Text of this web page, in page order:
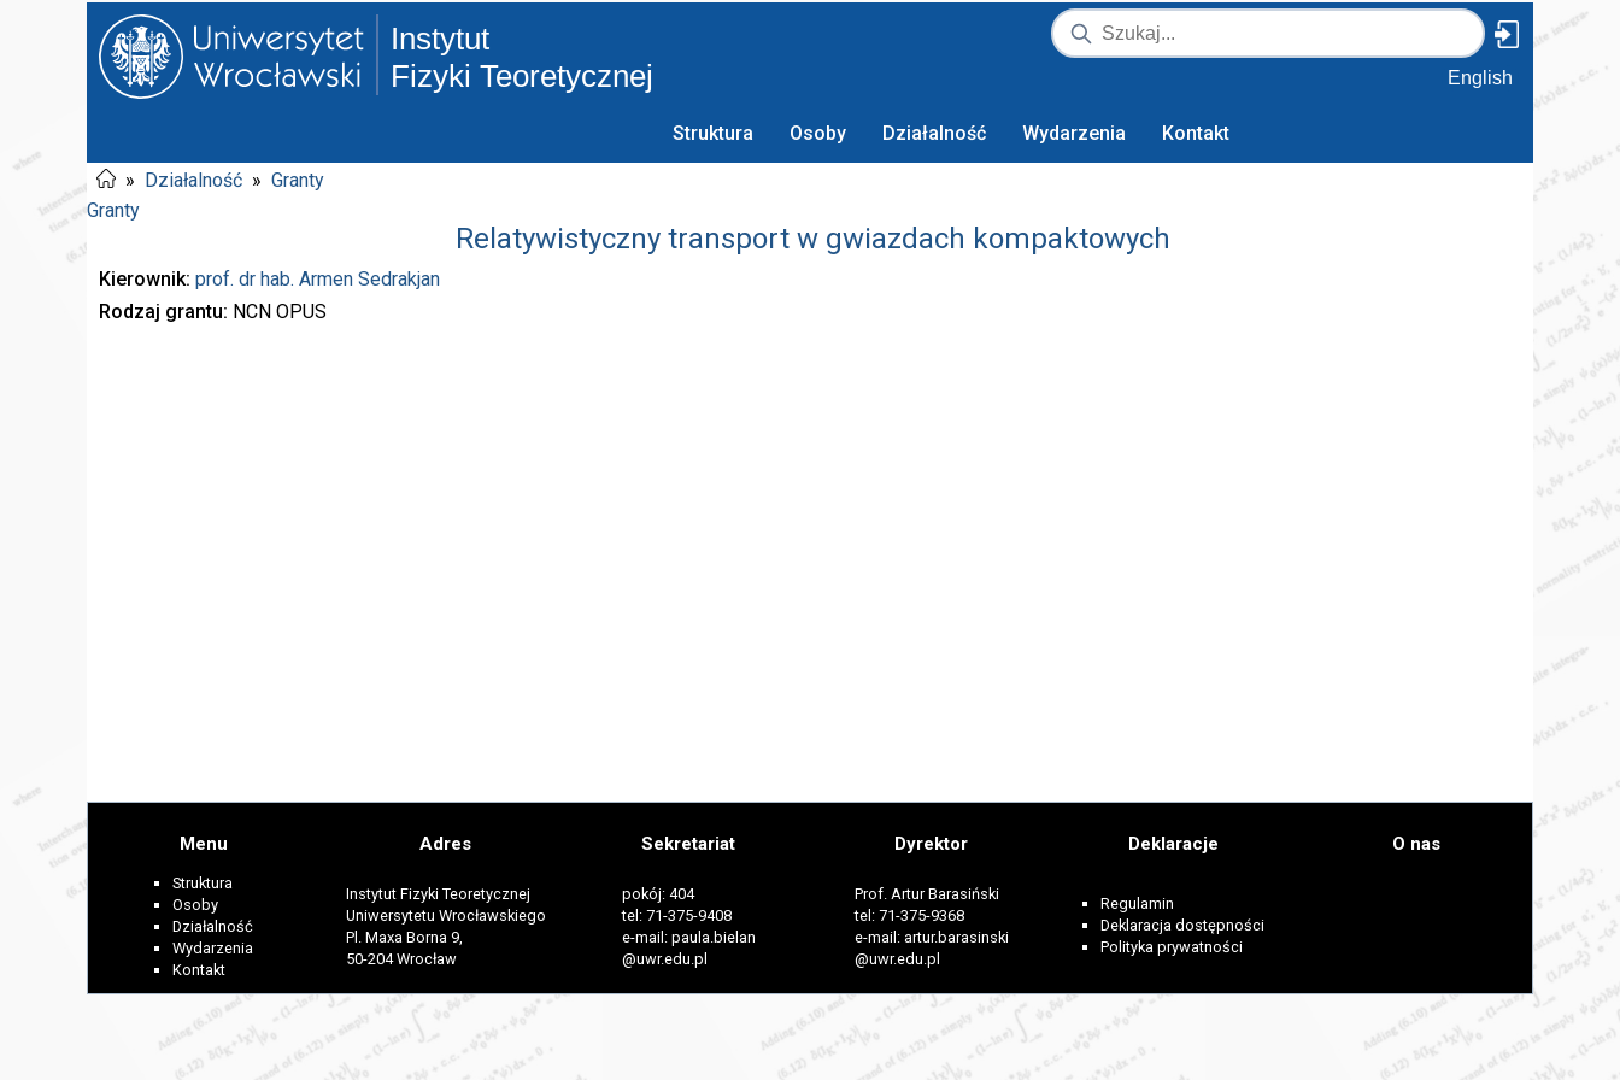
Instytut
Fizyki Teoretycznej
English
Struktura Osoby Działalność Wydarzenia Kontakt
» Działalność » Granty
Granty
Relatywistyczny transport w gwiazdach kompaktowych
Kierownik prof. dr hab. Armen Sedrakjan
Rodzaj grantu NCN OPUS
Menu
Struktura
Osoby
Działalność
Wydarzenia
Kontakt
Adres
Instytut Fizyki Teoretycznej
Uniwersytetu Wrocławskiego
Pl. Maxa Borna 9,
50-204 Wrocław
Sekretariat
pokój: 404
tel: 71-375-9408
e-mail: paula.bielan
@uwr.edu.pl
Dyrektor
Prof. Artur Barasiński
tel: 71-375-9368
e-mail: artur.barasinski
@uwr.edu.pl
Deklaracje
Regulamin
Deklaracja dostępności
Polityka prywatności
O nas